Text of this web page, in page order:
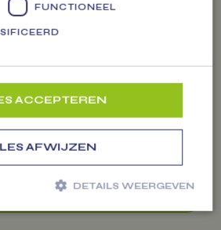
gezond eten en
hand in
duurzame
FUNCTIONEEL
ACCEPTEREN
AFWIJZEN
DETAILS WEERGEVEN